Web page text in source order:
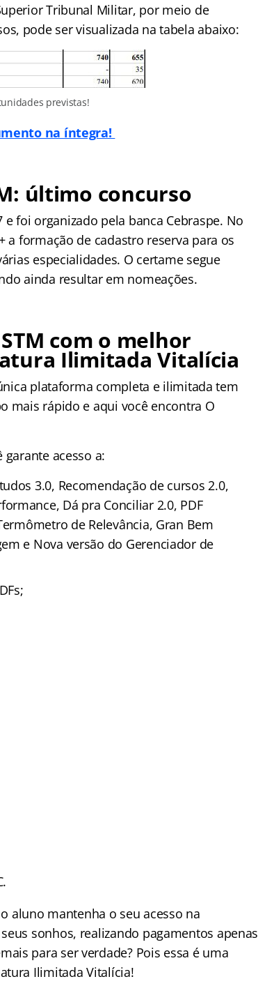
Tribunal Militar, por meio de
pode ser visualizada na tabela abaixo:
previstas!
na íntegra!
último concurso
foi organizado pela banca Cebraspe. No
a formação de cadastro reserva para os
especialidades. O certame segue
ainda resultar em nomeações.
com o melhor
Ilimitada Vitalícia
plataforma completa e ilimitada tem
mais rápido e aqui você encontra O
acesso a:
3.0, Recomendação de cursos 2.0,
Dá pra Conciliar 2.0, PDF
de Relevância, Gran Bem
e Nova versão do Gerenciador de
aluno mantenha o seu acesso na
sonhos, realizando pagamentos apenas
para ser verdade? Pois essa é uma
Ilimitada Vitalícia!